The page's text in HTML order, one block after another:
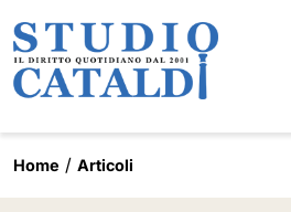
Home Articoli